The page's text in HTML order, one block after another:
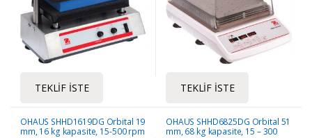
TEKLIF İSTE TEKLIF İSTE
OHAUS SHHD1619DG Orbital 19
mm, 16 kg kapasite, 15-500 rpm
OHAUS SHHD6825DG Orbital 51
mm, 68 kg kapasite, 15 – 300